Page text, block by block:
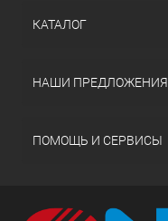
КАТАЛОГ
НАШИ ПРЕДЛОЖЕНИЯ
ПОМОЩЬ И СЕРВИСЫ